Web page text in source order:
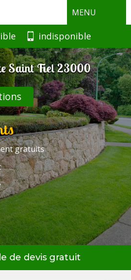
MENU
indisponible
Saint Fiel 23000
gratuits
de devis gratuit